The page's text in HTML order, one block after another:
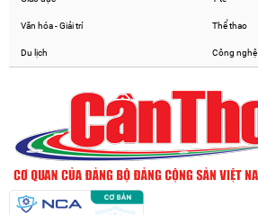
Văn hóa - Giải trí Thể thao
Du lịch Công nghệ